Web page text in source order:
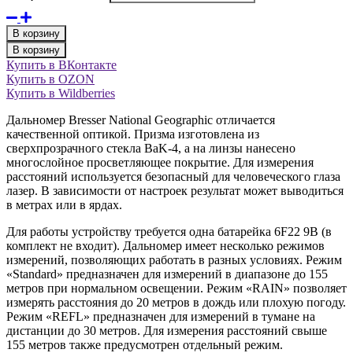
В корзину
В корзину
Купить в ВКонтакте
Купить в OZON
Купить в Wildberries
Дальномер Bresser National Geographic отличается
качественной оптикой. Призма изготовлена из
сверхпрозрачного стекла BaK-4, а на линзы нанесено
многослойное просветляющее покрытие. Для измерения
расстояний используется безопасный для человеческого глаза
лазер. В зависимости от настроек результат может выводиться
в метрах или в ярдах.
Для работы устройству требуется одна батарейка 6F22 9В (в
комплект не входит). Дальномер имеет несколько режимов
измерений, позволяющих работать в разных условиях. Режим
«Standard» предназначен для измерений в диапазоне до 155
метров при нормальном освещении. Режим «RAIN» позволяет
измерять расстояния до 20 метров в дождь или плохую погоду.
Режим «REFL» предназначен для измерений в тумане на
дистанции до 30 метров. Для измерения расстояний свыше
155 метров также предусмотрен отдельный режим.